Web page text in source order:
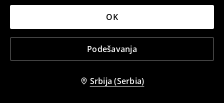
Podešavanja
OK
Srbija (Serbia)
Košulja sa kratkim rukavima Praznična majica Grinch
SEZONSKO SNIŽENJE